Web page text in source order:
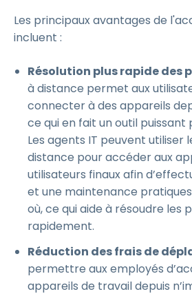
Les principaux avantages de
incluent :
Résolution plus rapide des
à distance permet aux
connecter à des appareils
ce qui en fait un outil puissant
Les agents IT peuvent utiliser
distance pour accéder aux
utilisateurs finaux afin
et une maintenance
où, ce qui aide à résoudre les
rapidement.
Réduction des frais de
permettre aux employés
appareils de travail depuis